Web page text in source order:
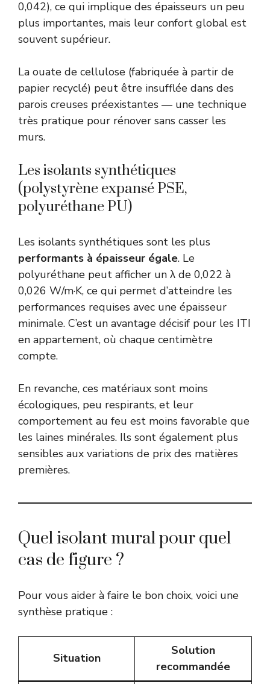
0,042), ce qui implique des épaisseurs un peu
plus importantes, mais leur confort global est
souvent supérieur.
La ouate de cellulose (fabriquée à partir de
papier recyclé) peut être insufflée dans des
parois creuses préexistantes — une technique
très pratique pour rénover sans casser les
murs.
Les isolants synthétiques
(polystyrène expansé PSE,
polyuréthane PU)
Les isolants synthétiques sont les plus
performants à épaisseur égale. Le
polyuréthane peut afficher un λ de 0,022 à
0,026 W/m·K, ce qui permet d’atteindre les
performances requises avec une épaisseur
minimale. C’est un avantage décisif pour les ITI
en appartement, où chaque centimètre
compte.
En revanche, ces matériaux sont moins
écologiques, peu respirants, et leur
comportement au feu est moins favorable que
les laines minérales. Ils sont également plus
sensibles aux variations de prix des matières
premières.
Quel isolant mural pour quel
cas de figure ?
Pour vous aider à faire le bon choix, voici une
synthèse pratique :
Situation
Solution
recommandée